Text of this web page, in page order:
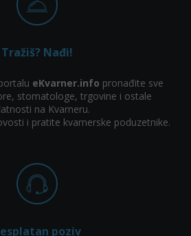
Tražiš? Nađi!
eKvarner.info pronađite sve
stomatologe, trgovine i ostale
na Kvarneru.
i pratite kvarnerske poduzetnike.
poziv